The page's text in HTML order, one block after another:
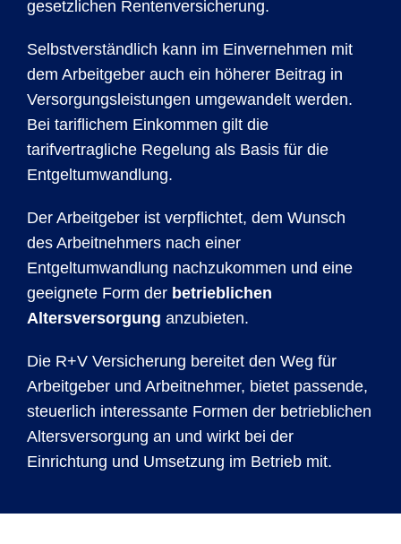
gesetzlichen Rentenversicherung.
Selbstverständlich kann im Einvernehmen mit
dem Arbeitgeber auch ein höherer Beitrag in
Versorgungsleistungen umgewandelt werden.
Bei tariflichem Einkommen gilt die
tarifvertragliche Regelung als Basis für die
Entgeltumwandlung.
Der Arbeitgeber ist verpflichtet, dem Wunsch
des Arbeitnehmers nach einer
Entgeltumwandlung nachzukommen und eine
geeignete Form der betrieblichen
Altersversorgung anzubieten.
Die R+V Versicherung bereitet den Weg für
Arbeitgeber und Arbeitnehmer, bietet passende,
steuerlich interessante Formen der betrieblichen
Altersversorgung an und wirkt bei der
Einrichtung und Umsetzung im Betrieb mit.